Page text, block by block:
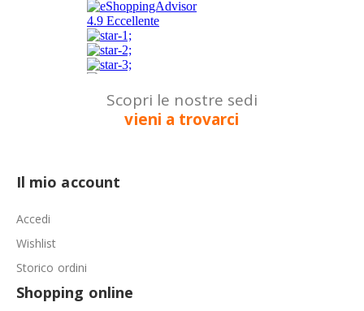
Scopri le nostre sedi
vieni a trovarci
Il mio account
Accedi
Wishlist
Storico ordini
Shopping online